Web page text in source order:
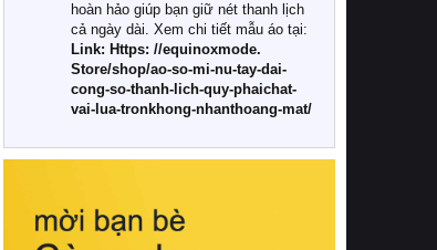
Khác với các dòng sản phẩm thông
thường, những bộ chăn ga gối đệm
cao cấp trải qua quy trình sản xuất
nghiêm ngặt từ khâu chọn lọc nguyên
liệu tự nhiên đến công nghệ dệt
nhuộm hiện đại không chứa hóa chất
này, bạn sẽ cảm nhận rõ rệt sự khác
hồi chuẩn xác của phần đệm nâng đỡ
cột sống.
hoàn hảo giúp bạn giữ nét thanh lịch
cả ngày dài. Xem chi tiết mẫu áo tại:
Link: Https: //equinoxmode.
Store/shop/ao-so-mi-nu-tay-dai-
cong-so-thanh-lich-quy-phaichat-
vai-lua-tronkhong-nhanthoang-mat/